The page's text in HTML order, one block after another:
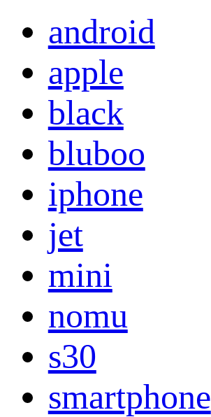
android
apple
black
bluboo
iphone
jet
mini
nomu
s30
smartphone